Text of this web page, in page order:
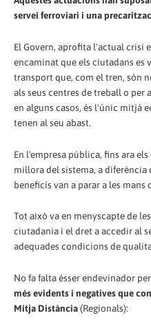
servei ferroviari i una
El Govern, aprofita l'actual crisi
encaminat que els ciutadans es
transport que, com el tren, són
als seus centres de treball o per
en alguns casos, és l'únic mitjà
tenen al seu abast.
En l'empresa pública, fins ara
millora del sistema, a diferència
beneficis van a parar a les mans
Tot això va en menyscapte de
ciutadania i el dret a accedir al
adequades condicions de
No fa falta ésser endevinador
més evidents i negatives que
Mitja Distància(Regionals):